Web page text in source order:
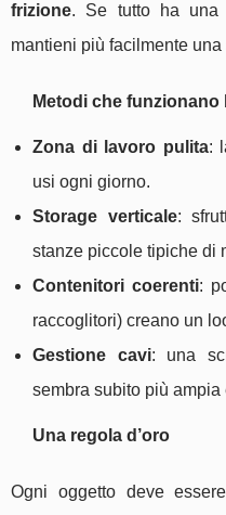
frizione. Se tutto ha una
mantieni più facilmente
Metodi che funzionano
Zona di lavoro pulita:
usi ogni giorno.
Storage verticale:
stanze piccole tipiche di
Contenitori coerenti:
raccoglitori) creano un
Gestione cavi: una
sembra subito più ampia
Una regola d’oro
Ogni oggetto deve